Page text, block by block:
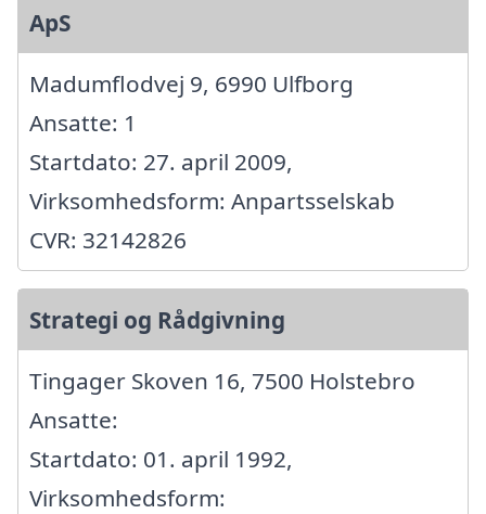
ApS
Madumflodvej 9, 6990 Ulfborg
Ansatte: 1
Startdato: 27. april 2009,
Virksomhedsform: Anpartsselskab
CVR: 32142826
Strategi og Rådgivning
Tingager Skoven 16, 7500 Holstebro
Ansatte:
Startdato: 01. april 1992,
Virksomhedsform: